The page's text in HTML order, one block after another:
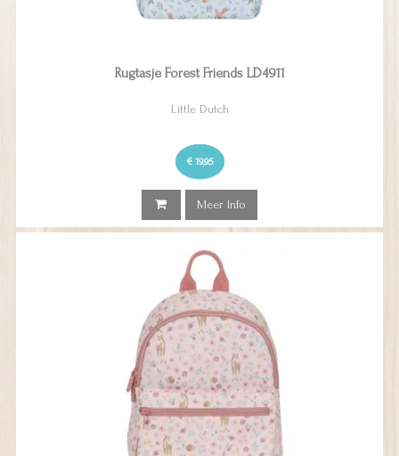
Rugtasje Forest Friends LD4911
Little Dutch
€ 19,95
Meer Info